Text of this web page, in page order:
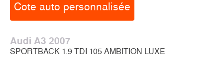
Cote auto personnalisée
Audi A3 2007
SPORTBACK 1.9 TDI 105 AMBITION LUXE